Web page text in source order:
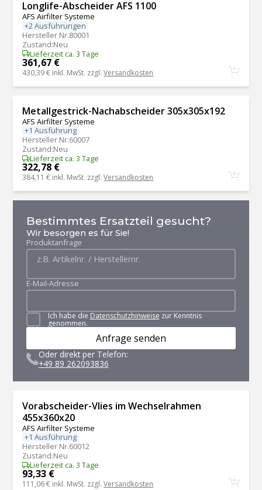
Longlife-Abscheider AFS 1100
AFS Airfilter Systeme
+2 Ausführungen
Hersteller Nr.80001
Zustand:Neu
Lieferzeit ca. 3 Tage
361,67 €
430,39 € inkl. MwSt. zzgl.Versandkosten
Metallgestrick-Nachabscheider 305x305x192
AFS Airfilter Systeme
+1 Ausführung
Hersteller Nr.60007
Zustand:Neu
Lieferzeit ca. 3 Tage
322,78 €
384,11 € inkl. MwSt. zzgl.Versandkosten
Bestimmtes Ersatzteil gesucht?
Wir besorgen es für Sie!
Produktanfrage
E-Mail-Adresse
Ich habe die Datenschutzhinweise zur Kenntnis
genommen.
Anfrage senden
Oder direkt per Telefon:
+49 89 262093836
Vorabscheider-Vlies im Wechselrahmen
455x360x20
AFS Airfilter Systeme
+1 Ausführung
Hersteller Nr.60012
Zustand:Neu
Lieferzeit ca. 3 Tage
93,33 €
111,06 € inkl. MwSt. zzgl.Versandkosten